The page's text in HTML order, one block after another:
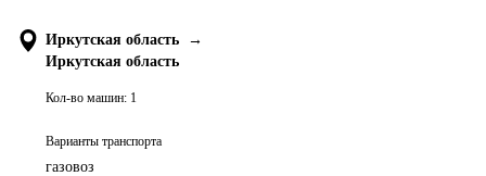
Иркутская область
→
Иркутская область
Кол-во машин: 1
Варианты транспорта
газовоз